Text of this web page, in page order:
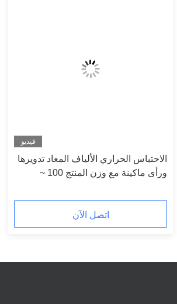
فيديو
الاحتباس الحراري الألياف المعاد تدويرها
ورأى ماكينة مع وزن المنتج 100 ~
اتصل الآن